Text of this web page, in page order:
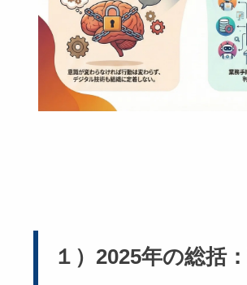
１）2025年の総括